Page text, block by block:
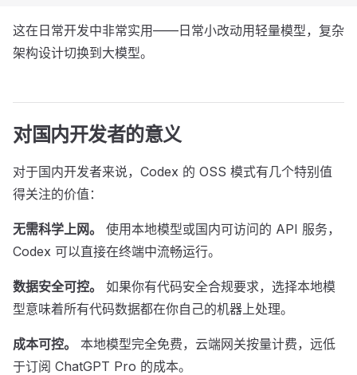
这在日常开发中非常实用——日常小改动用轻量模型，复杂
架构设计切换到大模型。
对国内开发者的意义
对于国内开发者来说，Codex 的 OSS 模式有几个特别值
得关注的价值：
无需科学上网。
使用本地模型或国内可访问的 API 服务，
Codex 可以直接在终端中流畅运行。
数据安全可控。
如果你有代码安全合规要求，选择本地模
型意味着所有代码数据都在你自己的机器上处理。
成本可控。
本地模型完全免费，云端网关按量计费，远低
于订阅 ChatGPT Pro 的成本。